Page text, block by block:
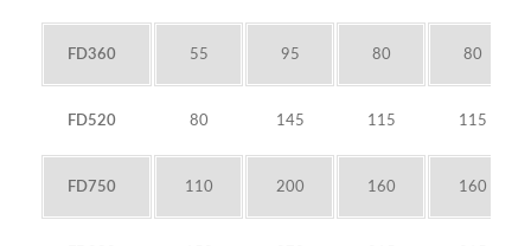
FD360 55 95 80 80
FD520 80 145 115 115
FD750 110 200 160 160